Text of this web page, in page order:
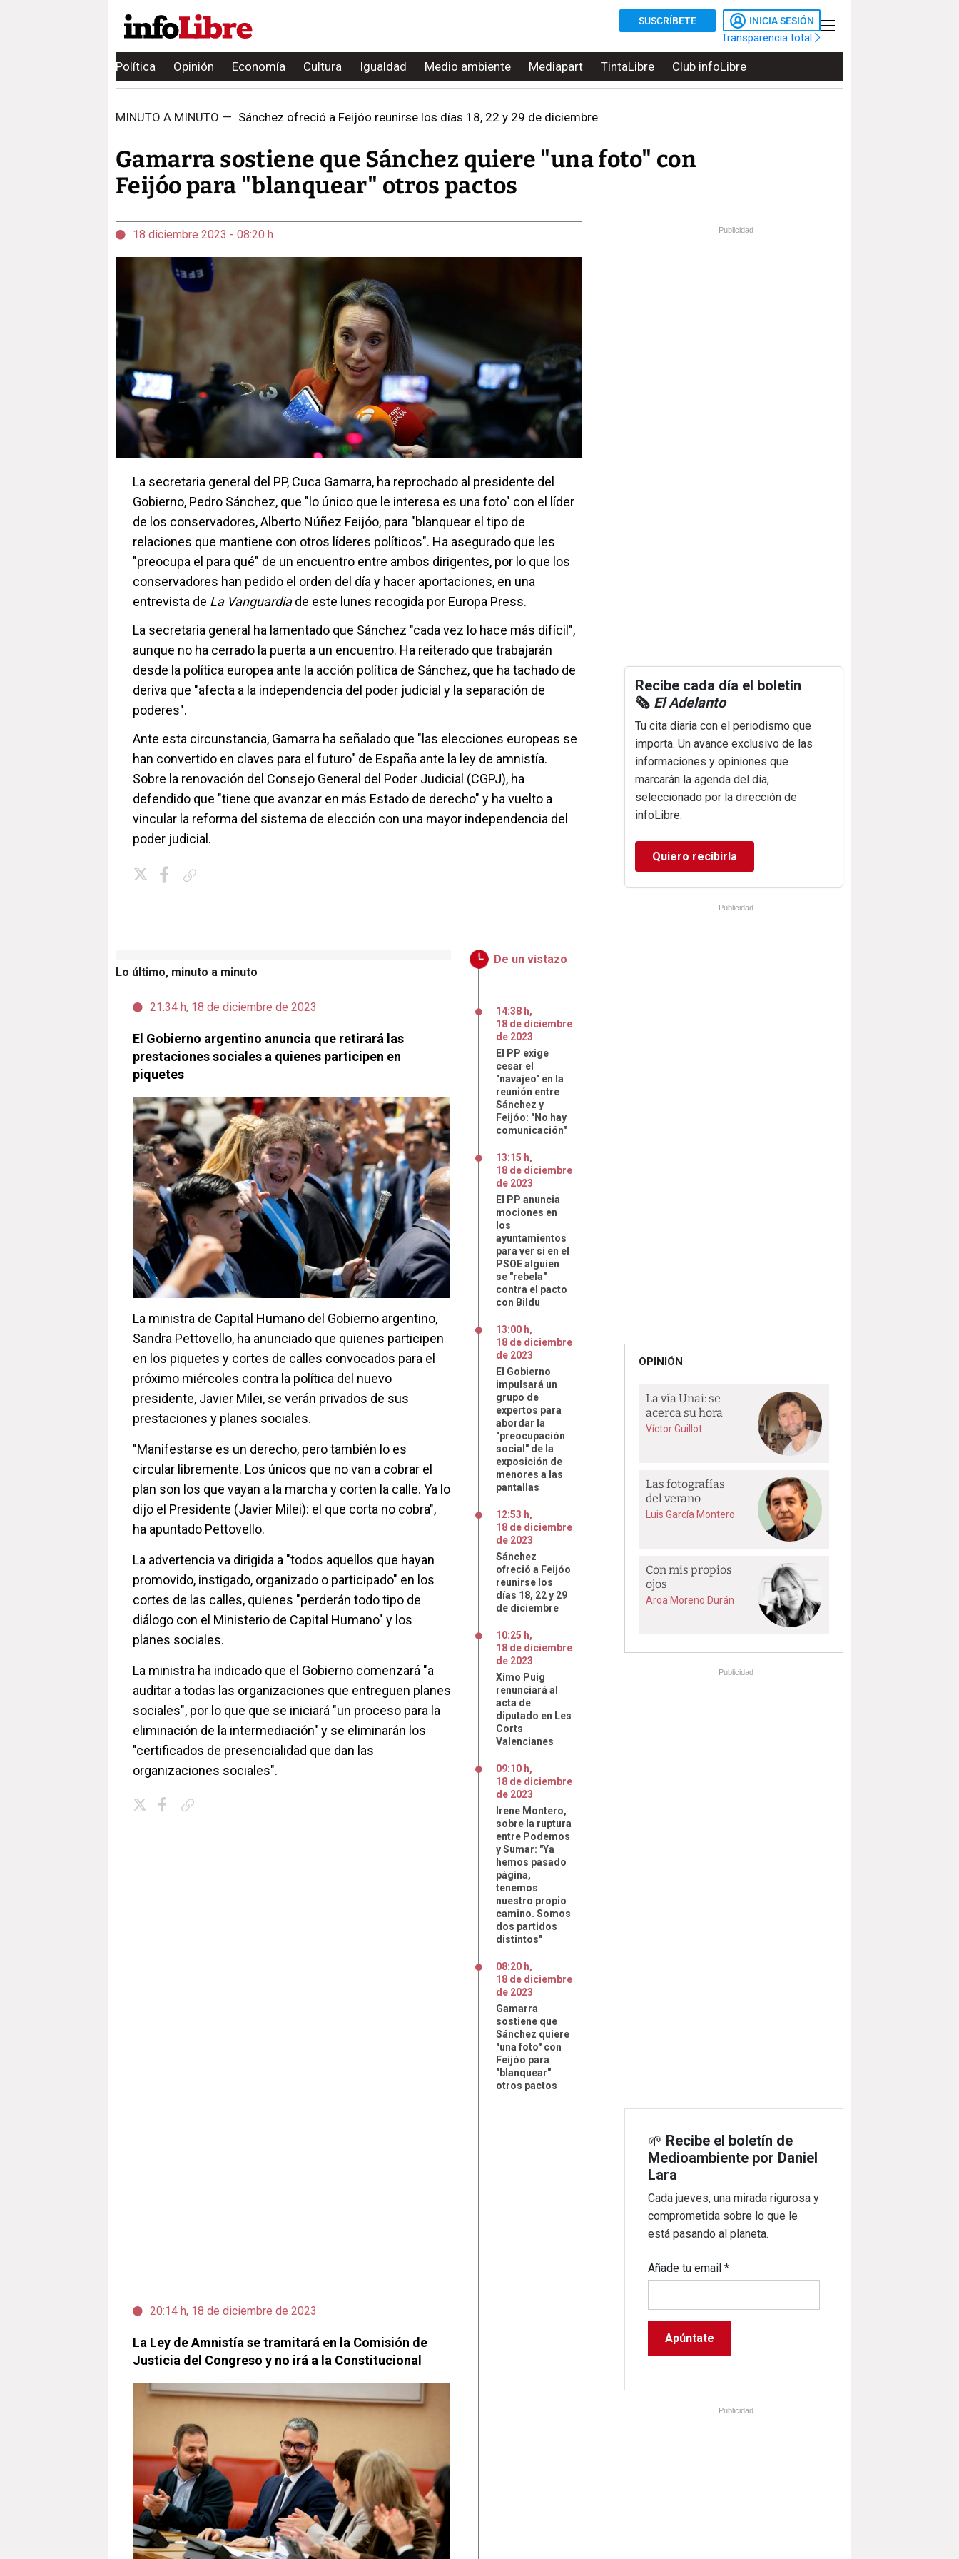
SUSCRÍBETE INICIA SESIÓN
Transparencia total
Política Opinión Economía Cultura Igualdad Medio ambiente Mediapart TintaLibre Club infoLibre
MINUTO A MINUTO — Sánchez ofreció a Feijóo reunirse los días 18, 22 y 29 de diciembre
Gamarra sostiene que Sánchez quiere "una foto" con
Feijóo para "blanquear" otros pactos
18 diciembre 2023 - 08:20 h
La secretaria general del PP, Cuca Gamarra, ha reprochado al presidente del
Gobierno, Pedro Sánchez, que "lo único que le interesa es una foto" con el líder
de los conservadores, Alberto Núñez Feijóo, para "blanquear el tipo de
relaciones que mantiene con otros líderes políticos". Ha asegurado que les
"preocupa el para qué" de un encuentro entre ambos dirigentes, por lo que los
conservadores han pedido el orden del día y hacer aportaciones, en una
entrevista de La Vanguardiade este lunes recogida por Europa Press.
La secretaria general ha lamentado que Sánchez "cada vez lo hace más difícil",
aunque no ha cerrado la puerta a un encuentro. Ha reiterado que trabajarán
desde la política europea ante la acción política de Sánchez, que ha tachado de
deriva que "afecta a la independencia del poder judicial y la separación de
poderes".
Ante esta circunstancia, Gamarra ha señalado que "las elecciones europeas se
han convertido en claves para el futuro" de España ante la ley de amnistía.
Sobre la renovación del Consejo General del Poder Judicial (CGPJ), ha
defendido que "tiene que avanzar en más Estado de derecho" y ha vuelto a
vincular la reforma del sistema de elección con una mayor independencia del
poder judicial.
Lo último, minuto a minuto
21:34 h, 18 de diciembre de 2023
El Gobierno argentino anuncia que retirará las
prestaciones sociales a quienes participen en
piquetes
La ministra de Capital Humano del Gobierno argentino,
Sandra Pettovello, ha anunciado que quienes participen
en los piquetes y cortes de calles convocados para el
próximo miércoles contra la política del nuevo
presidente, Javier Milei, se verán privados de sus
prestaciones y planes sociales.
"Manifestarse es un derecho, pero también lo es
circular libremente. Los únicos que no van a cobrar el
plan son los que vayan a la marcha y corten la calle. Ya lo
dijo el Presidente (Javier Milei): el que corta no cobra",
ha apuntado Pettovello.
La advertencia va dirigida a "todos aquellos que hayan
promovido, instigado, organizado o participado" en los
cortes de las calles, quienes "perderán todo tipo de
diálogo con el Ministerio de Capital Humano" y los
planes sociales.
La ministra ha indicado que el Gobierno comenzará "a
auditar a todas las organizaciones que entreguen planes
sociales", por lo que que se iniciará "un proceso para la
eliminación de la intermediación" y se eliminarán los
"certificados de presencialidad que dan las
organizaciones sociales".
20:14 h, 18 de diciembre de 2023
La Ley de Amnistía se tramitará en la Comisión de
Justicia del Congreso y no irá a la Constitucional
De un vistazo
14:38 h,
18 de diciembre
de 2023
El PP exige
cesar el
"navajeo" en la
reunión entre
Sánchez y
Feijóo: "No hay
comunicación"
13:15 h,
18 de diciembre
de 2023
El PP anuncia
mociones en
los
ayuntamientos
para ver si en el
PSOE alguien
se "rebela"
contra el pacto
con Bildu
13:00 h,
18 de diciembre
de 2023
El Gobierno
impulsará un
grupo de
expertos para
abordar la
"preocupación
social" de la
exposición de
menores a las
pantallas
12:53 h,
18 de diciembre
de 2023
Sánchez
ofreció a Feijóo
reunirse los
días 18, 22 y 29
de diciembre
10:25 h,
18 de diciembre
de 2023
Ximo Puig
renunciará al
acta de
diputado en Les
Corts
Valencianes
09:10 h,
18 de diciembre
de 2023
Irene Montero,
sobre la ruptura
entre Podemos
y Sumar: "Ya
hemos pasado
página,
tenemos
nuestro propio
camino. Somos
dos partidos
distintos"
08:20 h,
18 de diciembre
de 2023
Gamarra
sostiene que
Sánchez quiere
"una foto" con
Feijóo para
"blanquear"
otros pactos
Publicidad
Recibe cada día el boletín
🗞️ El Adelanto
Tu cita diaria con el periodismo que
importa. Un avance exclusivo de las
informaciones y opiniones que
marcarán la agenda del día,
seleccionado por la dirección de
infoLibre.
Quiero recibirla
Publicidad
OPINIÓN
La vía Unai: se
acerca su hora
Víctor Guillot
Las fotografías
del verano
Luis García Montero
Con mis propios
ojos
Aroa Moreno Durán
Publicidad
🌱 Recibe el boletín de
Medioambiente por Daniel
Lara
Cada jueves, una mirada rigurosa y
comprometida sobre lo que le
está pasando al planeta.
Añade tu email*
Publicidad